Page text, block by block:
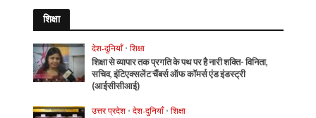
शिक्षा
देश-दुनियाँ • शिक्षा
शिक्षा से व्यापार तक प्रगति के पथ पर है नारी शक्ति- विनिता,
सचिव, इंटिएक्सलेंट चैंबर्स ऑफ कॉमर्स एंड इंडस्ट्री
(आईसीसीआई)
उत्तर प्रदेश • देश-दुनियाँ • शिक्षा